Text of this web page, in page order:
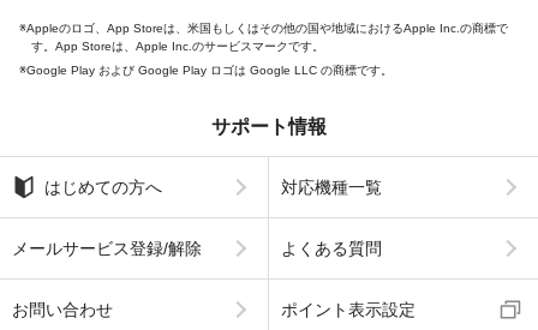
Appleのロゴ、App Storeは、米国もしくはその他の国や地域におけるApple Inc.の商標で
す。App Storeは、Apple Inc.のサービスマークです。
Google Play および Google Play ロゴは Google LLC の商標です。
サポート情報
はじめての方へ 対応機種一覧
メールサービス登録/解除 よくある質問
お問い合わせ ポイント表示設定